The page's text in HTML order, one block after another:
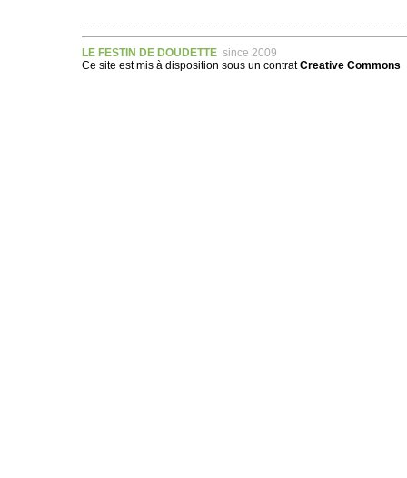
LE FESTIN DE DOUDETTE since 2009
Ce site est mis à disposition sous un contratCreative Commons